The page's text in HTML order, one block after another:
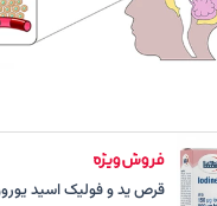
قرص ید و فولیک اسید